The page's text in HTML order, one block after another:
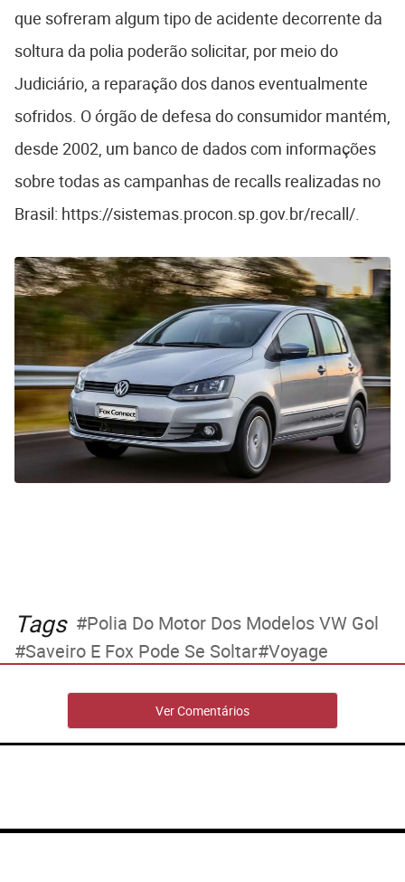
que sofreram algum tipo de acidente decorrente da
soltura da polia poderão solicitar, por meio do
Judiciário, a reparação dos danos eventualmente
sofridos. O órgão de defesa do consumidor mantém,
desde 2002, um banco de dados com informações
sobre todas as campanhas de recalls realizadas no
Brasil: https://sistemas.procon.sp.gov.br/recall/.
Tags
Polia Do Motor Dos Modelos VW Gol
Saveiro E Fox Pode Se Soltar Voyage
Ver Comentários